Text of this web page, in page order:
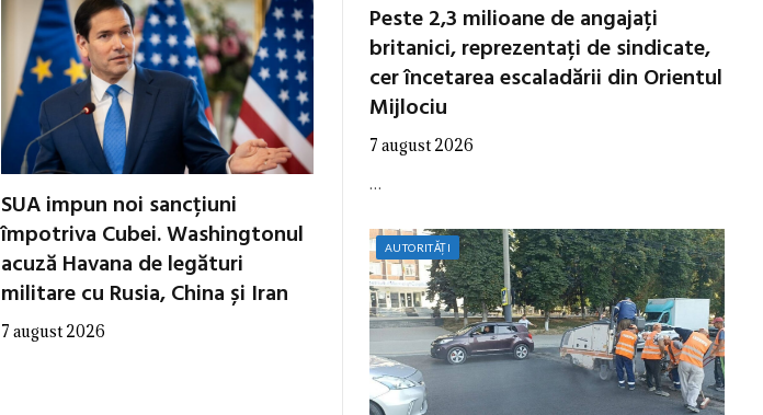
SUA impun noi sancțiuni
împotriva Cubei. Washingtonul
acuză Havana de legături
militare cu Rusia, China și Iran
7 august 2026
Peste 2,3 milioane de angajați
britanici, reprezentați de sindicate,
cer încetarea escaladării din Orientul
Mijlociu
7 august 2026
…
AUTORITĂȚI